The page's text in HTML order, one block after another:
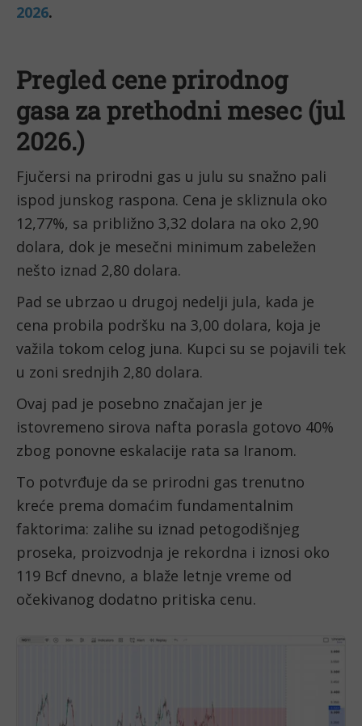
2026.
Pregled cene prirodnog
gasa za prethodni mesec (jul
2026.)
Fjučersi na prirodni gas u julu su snažno pali
ispod junskog raspona. Cena je skliznula oko
12,77%, sa približno 3,32 dolara na oko 2,90
dolara, dok je mesečni minimum zabeležen
nešto iznad 2,80 dolara.
Pad se ubrzao u drugoj nedelji jula, kada je
cena probila podršku na 3,00 dolara, koja je
važila tokom celog juna. Kupci su se pojavili tek
u zoni srednjih 2,80 dolara.
Ovaj pad je posebno značajan jer je
istovremeno sirova nafta porasla gotovo 40%
zbog ponovne eskalacije rata sa Iranom.
To potvrđuje da se prirodni gas trenutno
kreće prema domaćim fundamentalnim
faktorima: zalihe su iznad petogodišnjeg
proseka, proizvodnja je rekordna i iznosi oko
119 Bcf dnevno, a blaže letnje vreme od
očekivanog dodatno pritiska cenu.